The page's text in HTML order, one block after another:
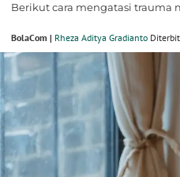
Berikut cara mengatasi trauma
BolaCom | Rheza Aditya Gradianto